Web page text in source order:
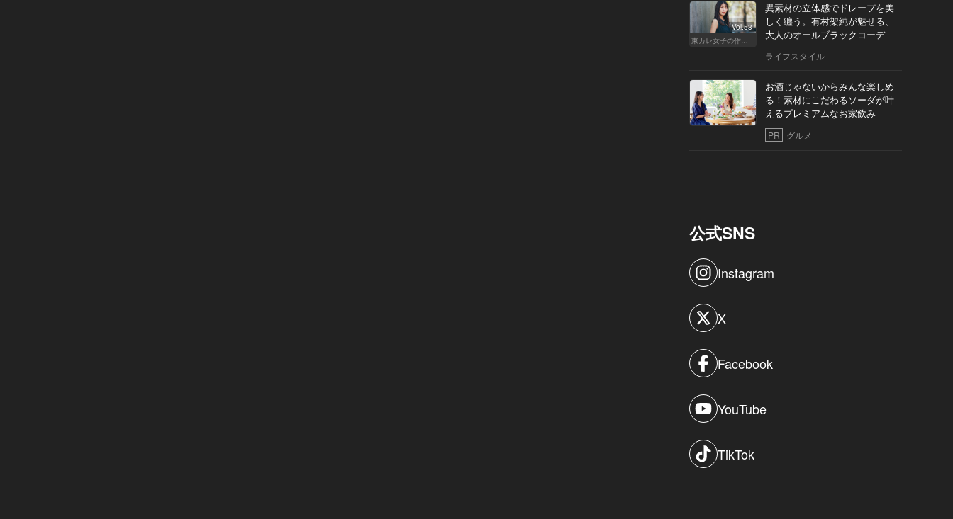
Vol.53
東カレ女子の作り方
異素材の立体感でドレープを美
しく纏う。有村架純が魅せる、
大人のオールブラックコーデ
ライフスタイル
お酒じゃないからみんな楽しめ
る！素材にこだわるソーダが叶
えるプレミアムなお家飲み
PR グルメ
公式SNS
Instagram
X
Facebook
YouTube
TikTok